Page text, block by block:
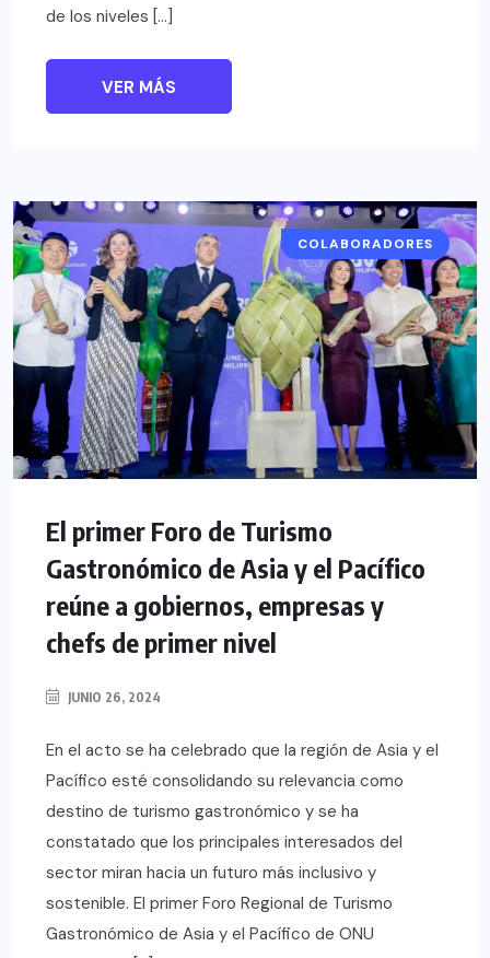
de los niveles […]
VER MÁS
COLABORADORES
El primer Foro de Turismo
Gastronómico de Asia y el Pacífico
reúne a gobiernos, empresas y
chefs de primer nivel
JUNIO 26, 2024
En el acto se ha celebrado que la región de Asia y el
Pacífico esté consolidando su relevancia como
destino de turismo gastronómico y se ha
constatado que los principales interesados del
sector miran hacia un futuro más inclusivo y
sostenible. El primer Foro Regional de Turismo
Gastronómico de Asia y el Pacífico de ONU